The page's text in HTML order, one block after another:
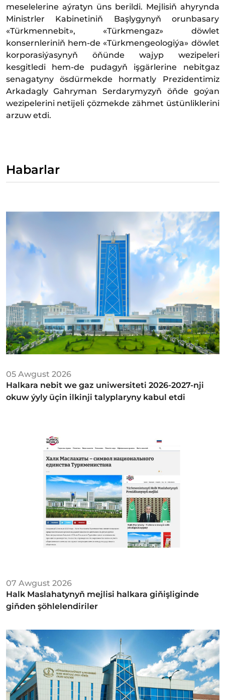
meselelerine aýratyn üns berildi. Mejlisiň ahyrynda
Ministrler Kabinetiniň Başlygynyň orunbasary
«Türkmennebit», «Türkmengaz» döwlet
konsernleriniň hem-de «Türkmengeologiýa» döwlet
korporasiýasynyň öňünde wajyp wezipeleri
kesgitledi hem-de pudagyň işgärlerine nebitgaz
senagatyny ösdürmekde hormatly Prezidentimiz
Arkadagly Gahryman Serdarymyzyň öňde goýan
wezipelerini netijeli çözmekde zähmet üstünliklerini
arzuw etdi.
Habarlar
05 Awgust 2026
Halkara nebit we gaz uniwersiteti 2026-2027-nji
okuw ýyly üçin ilkinji talyplaryny kabul etdi
07 Awgust 2026
Halk Maslahatynyň mejlisi halkara giňişliginde
giňden şöhlelendiriler